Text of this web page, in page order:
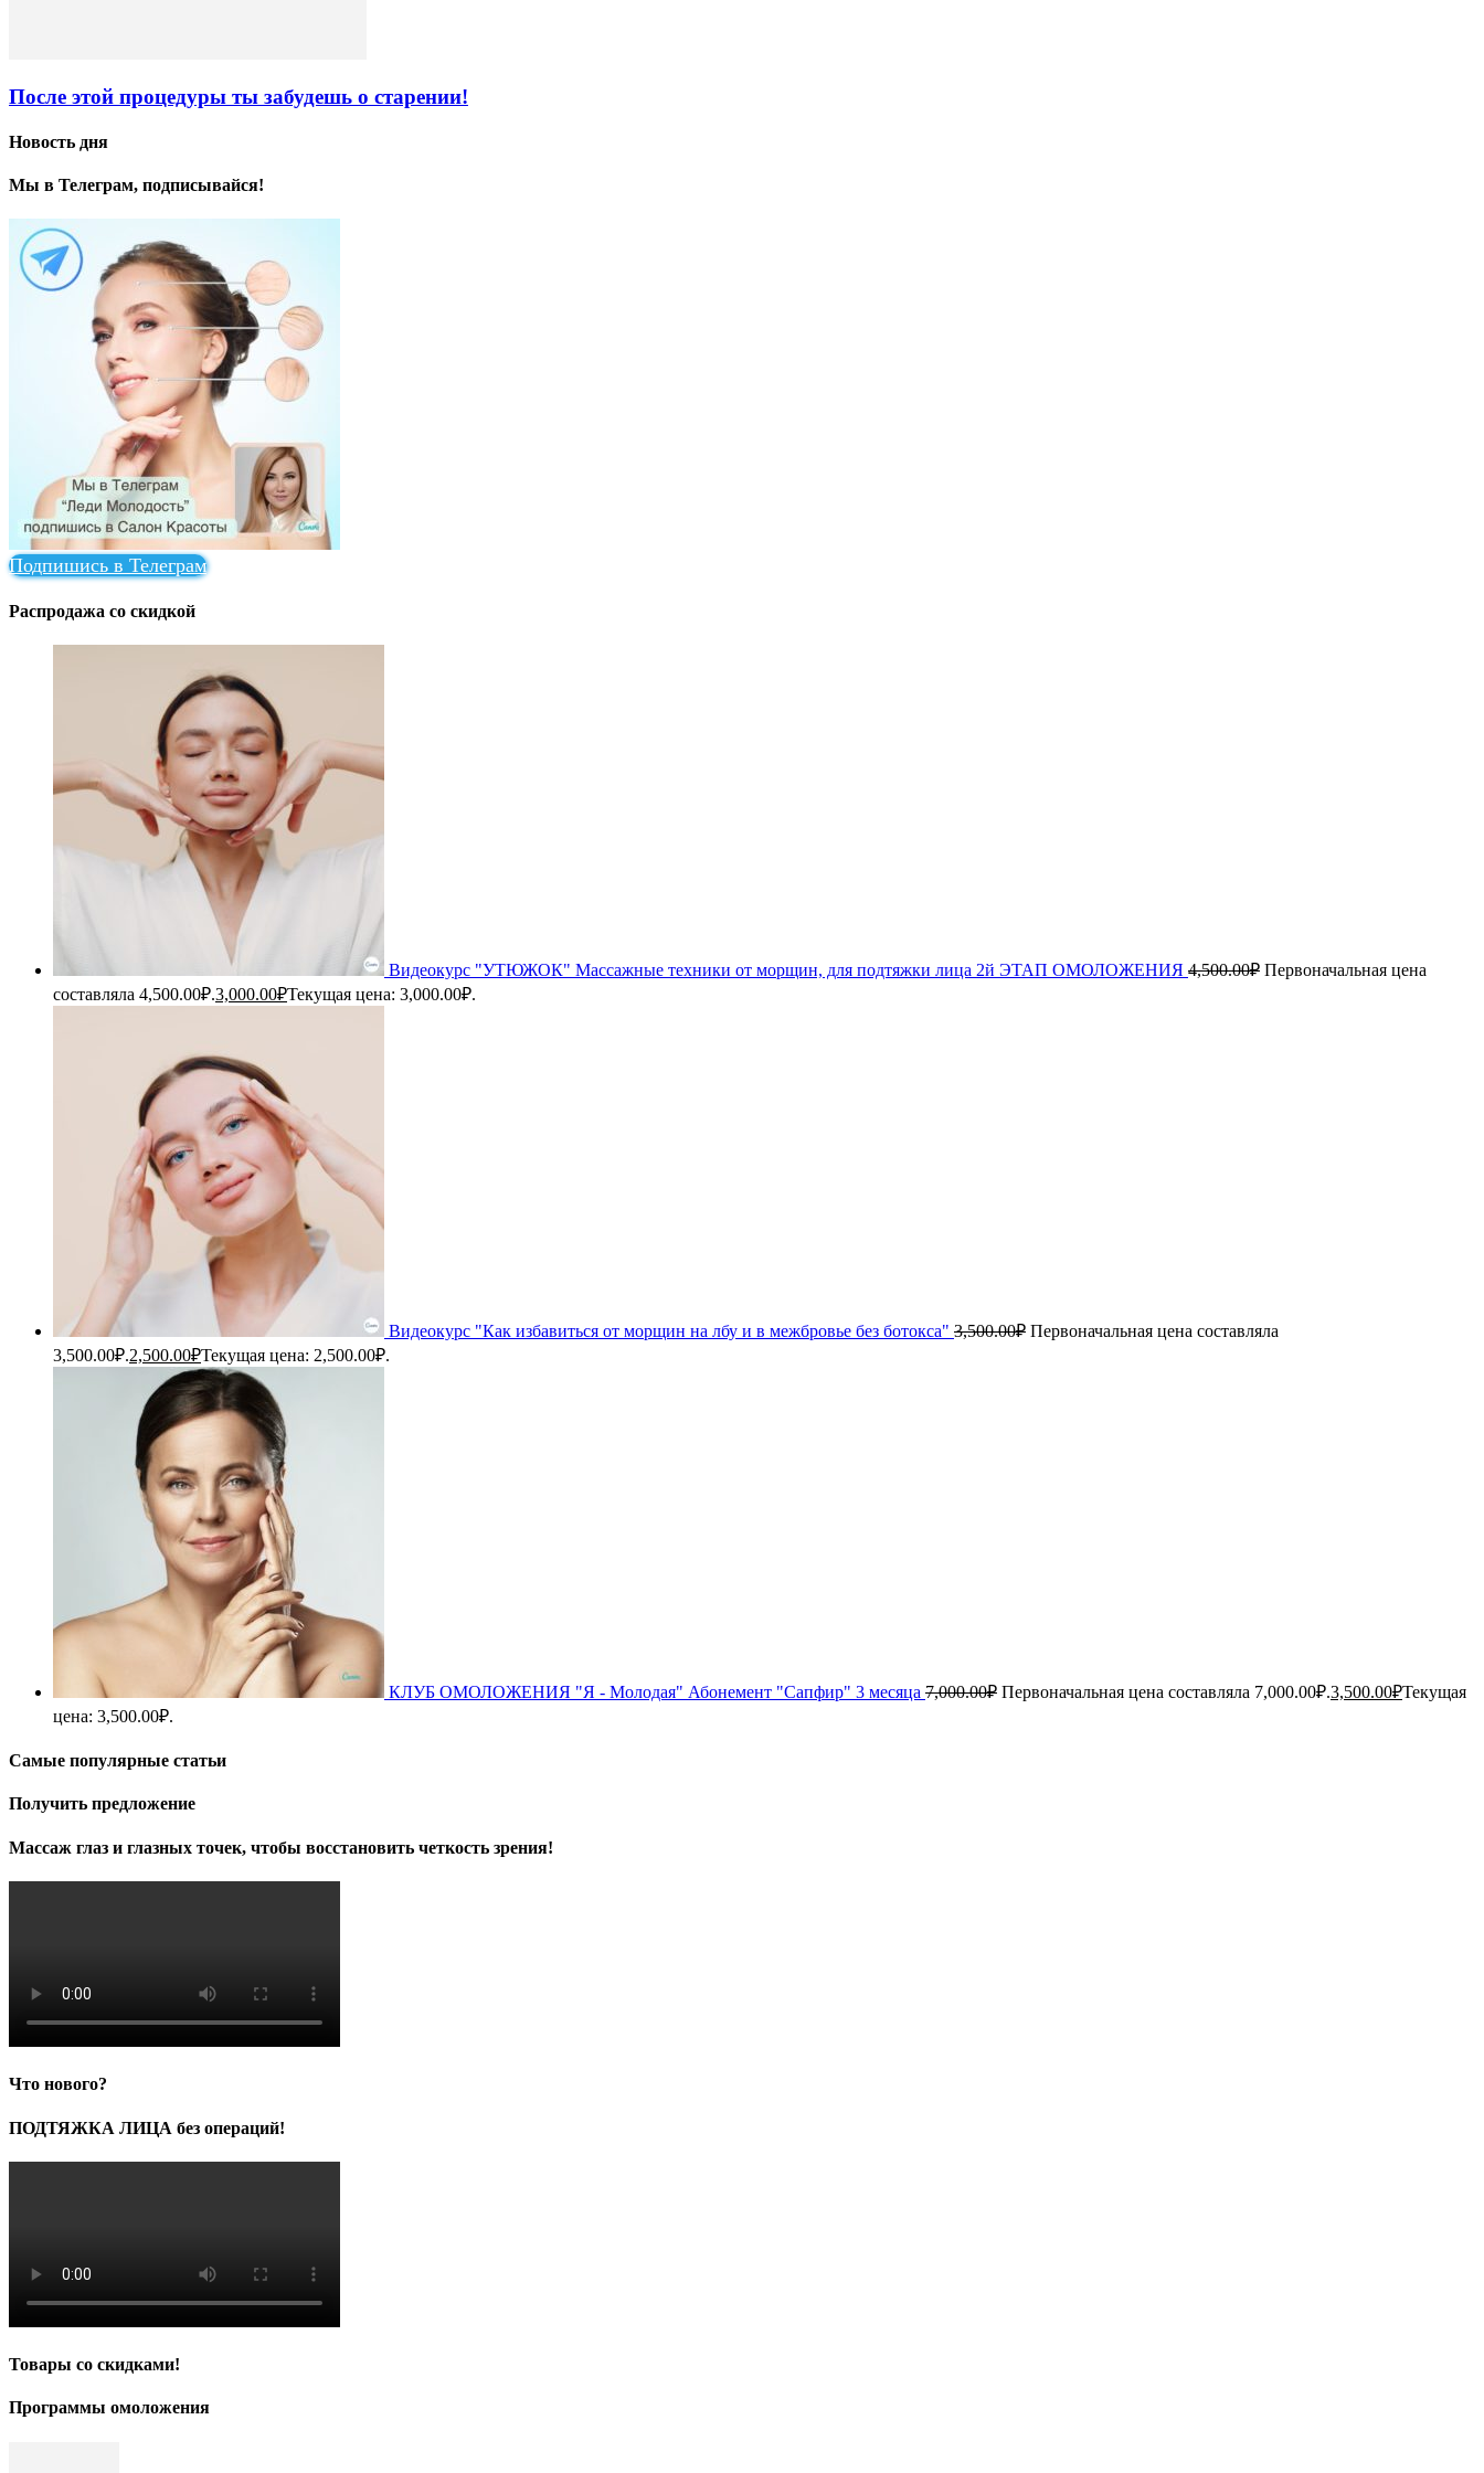
После этой процедуры ты забудешь о старении!
Новость дня
Мы в Телеграм, подписывайся!
Подпишись в Телеграм
Распродажа со скидкой
Видеокурс "УТЮЖОК" Массажные техники от морщин, для подтяжки лица 2й ЭТАП ОМОЛОЖЕНИЯ 4,500.00₽ Первоначальная цена
составляла 4,500.00₽.3,000.00₽Текущая цена: 3,000.00₽.
Видеокурс "Как избавиться от морщин на лбу и в межбровье без ботокса" 3,500.00₽ Первоначальная цена составляла
3,500.00₽.2,500.00₽Текущая цена: 2,500.00₽.
КЛУБ ОМОЛОЖЕНИЯ "Я - Молодая" Абонемент "Сапфир" 3 месяца 7,000.00₽ Первоначальная цена составляла 7,000.00₽.3,500.00₽Текущая
цена: 3,500.00₽.
Самые популярные статьи
Получить предложение
Массаж глаз и глазных точек, чтобы восстановить четкость зрения!
Что нового?
ПОДТЯЖКА ЛИЦА без операций!
Товары со скидками!
Программы омоложения